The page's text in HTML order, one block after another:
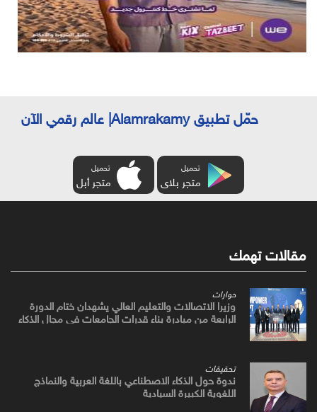
حمّل تطبيق Alamrakamy| عالم رقمي الآن
تحميل
متجر بلاى
تحميل
متجر أبل
مقالات تهمك
حوارات
وزيرا الاتصالات والتعليم العالي يشهدان ختام الدورة
الرابعة من مبادرة بناء قدرات الجامعات في مجال الذكاء
تحقيقات
ندوة حول الذكاء الاصطناعي باللغة العربية والنماذج
اللغوية الكبيرة السيادية